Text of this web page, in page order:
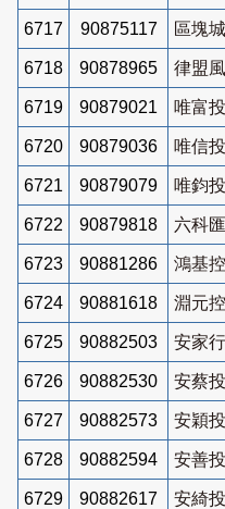
6717 90875117 區塊
6718 90878965 律盟
6719 90879021 唯富
6720 90879036 唯信
6721 90879079 唯鈞
6722 90879818 六科
6723 90881286 鴻基
6724 90881618 淵元
6725 90882503 安家
6726 90882530 安蔡
6727 90882573 安穎
6728 90882594 安善
6729 90882617 安綺